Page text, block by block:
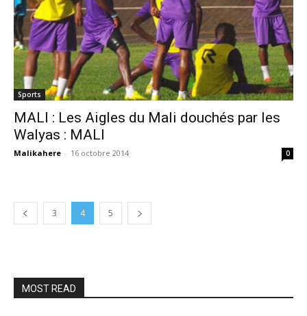
Sports
MALI : Les Aigles du Mali douchés par les
Walyas : MALI
Malikahere - 16 octobre 2014 0
3 4 5
MOST READ